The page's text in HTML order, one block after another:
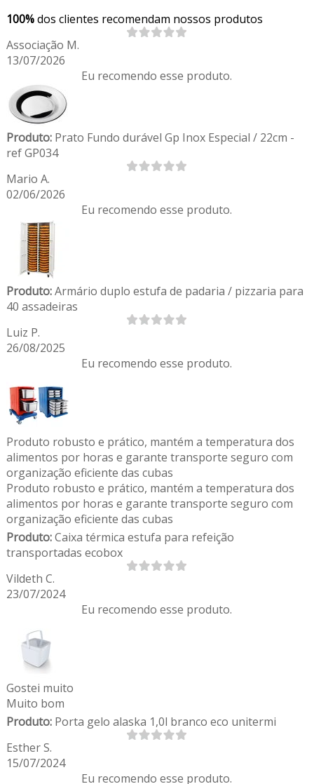
100%dos clientes recomendam nossos produtos
Associação M.
13/07/2026
Eu recomendo esse produto.
Produto:Prato Fundo durável Gp Inox Especial / 22cm -
ref GP034
Mario A.
02/06/2026
Eu recomendo esse produto.
Produto:Armário duplo estufa de padaria / pizzaria para
40 assadeiras
Luiz P.
26/08/2025
Eu recomendo esse produto.
Produto robusto e prático, mantém a temperatura dos
alimentos por horas e garante transporte seguro com
organização eficiente das cubas
Produto robusto e prático, mantém a temperatura dos
alimentos por horas e garante transporte seguro com
organização eficiente das cubas
Produto:Caixa térmica estufa para refeição
transportadas ecobox
Vildeth C.
23/07/2024
Eu recomendo esse produto.
Gostei muito
Muito bom
Produto:Porta gelo alaska 1,0l branco eco unitermi
Esther S.
15/07/2024
Eu recomendo esse produto.